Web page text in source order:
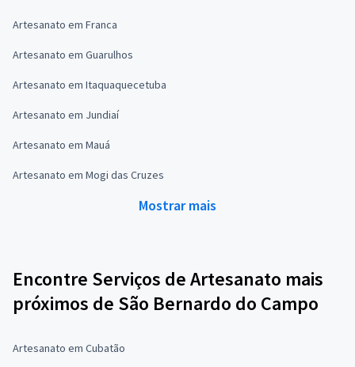
Artesanato em Franca
Artesanato em Guarulhos
Artesanato em Itaquaquecetuba
Artesanato em Jundiaí
Artesanato em Mauá
Artesanato em Mogi das Cruzes
Mostrar mais
Encontre Serviços de Artesanato mais
próximos de São Bernardo do Campo
Artesanato em Cubatão